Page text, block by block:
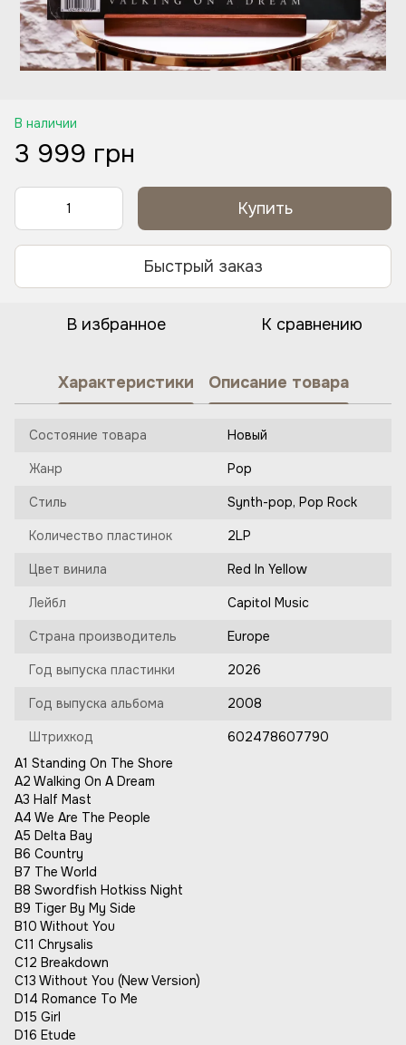
В наличии
3 999 грн
Купить
Быстрый заказ
В избранное К сравнению
Характеристики Описание товара
Состояние товара Новый
Жанр Pop
Стиль Synth-pop, Pop Rock
Количество пластинок 2LP
Цвет винила Red In Yellow
Лейбл Capitol Music
Страна производитель Europe
Год выпуска пластинки 2026
Год выпуска альбома 2008
Штрихкод
602478607790
A1 Standing On The Shore
A2 Walking On A Dream
A3 Half Mast
A4 We Are The People
A5 Delta Bay
B6 Country
B7 The World
B8 Swordfish Hotkiss Night
B9 Tiger By My Side
B10 Without You
C11 Chrysalis
C12 Breakdown
C13 Without You (New Version)
D14 Romance To Me
D15 Girl
D16 Etude